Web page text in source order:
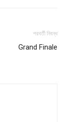
পরবর্তী নিবন্ধ
Grand Finale